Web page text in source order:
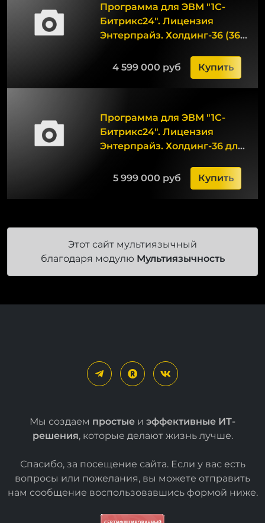
Программа для ЭВМ "1С-
Битрикс24". Лицензия
Энтерпрайз. Холдинг-36 (36
4 599 000 руб
Купить
Программа для ЭВМ "1С-
Битрикс24". Лицензия
Энтерпрайз. Холдинг-36 для
5 999 000 руб
Купить
Этот сайт мультиязычный
благодаря модулю Мультиязычность
Мы создаем простые и эффективные ИТ-
решения, которые делают жизнь лучше.
Спасибо, за посещение сайта. Если у вас есть
вопросы или пожелания, вы можете отправить
нам сообщение воспользовавшись формой ниже.